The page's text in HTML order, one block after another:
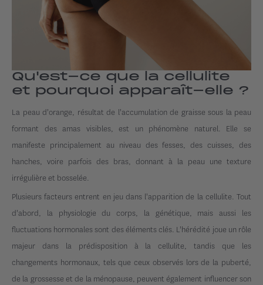
Qu'est-ce que la cellulite
et pourquoi apparaît-elle ?
La peau d'orange, résultat de l'accumulation de graisse sous la peau
formant des amas visibles, est un phénomène naturel. Elle se
manifeste principalement au niveau des fesses, des cuisses, des
hanches, voire parfois des bras, donnant à la peau une texture
irrégulière et bosselée.
Plusieurs facteurs entrent en jeu dans l'apparition de la cellulite. Tout
d'abord, la physiologie du corps, la génétique, mais aussi les
fluctuations hormonales sont des éléments clés. L'hérédité joue un rôle
majeur dans la prédisposition à la cellulite, tandis que les
changements hormonaux, tels que ceux observés lors de la puberté,
de la grossesse et de la ménopause, peuvent également influencer son